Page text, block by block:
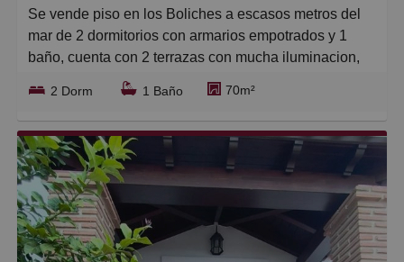
Se vende piso en los Boliches a escasos metros del
mar de 2 dormitorios con armarios empotrados y 1
baño, cuenta con 2 terrazas con mucha iluminacion,
salon amplio y cocina reformada con buen gusto,
lavadero, aire acondicionado, zona tranquila, la
urbanizacion muy tranquila y todas amenidades
alrededor
Comunidad: 83€
IBI: 320€.
2 Dorm 1 Baño 70m²